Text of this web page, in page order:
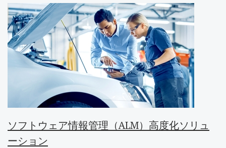
ソフトウェア情報管理（ALM）高度化ソリュ
ーション